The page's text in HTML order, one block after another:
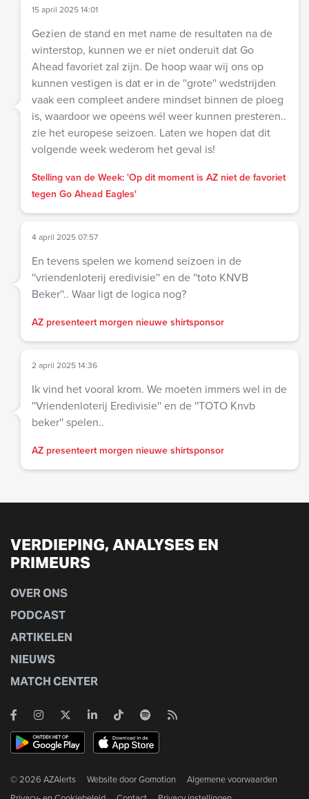
15 april 2025 14:01
Gezien de stand en met name de resultaten na de
winterstop, kunnen we er niet onderuit dat Go
Ahead favoriet zal zijn. De hoop waar wij ons op
kunnen vestigen is dat er in de ''grote'' wedstrijden
vaak een compleet andere mindset binnen de ploeg
is, waardoor we opeens wél weer kunnen presteren..
zie het europese seizoen. Laten we hopen dat dit
volgende week wederom het geval is!
Stelling van de Week: 'Op dit moment is AZ niet de favoriet
tegen Go Ahead Eagles'
4 april 2025 07:57
En tevens spelen we komend seizoen in de
''vriendenloterij eredivisie'' en de ''toto KNVB
Beker''.. Waar ligt de logica nog?
AZ presenteert morgen nieuwe shirtsponsor
2 april 2025 14:36
Ik vind het vooral krom. We moeten immers wel in de
''Vriendenloterij Eredivisie'' en de ''TOTO Knvb
beker'' spelen..
AZ presenteert morgen nieuwe shirtsponsor
VERDIEPING, ANALYSES EN
PRIMEURS
OVER ONS
PODCAST
ARTIKELEN
NIEUWS
MATCH CENTER
© 2026 AZAlerts Website doorGomotion
Algemene voorwaarden